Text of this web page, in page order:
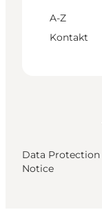
A-Z
Kontakt
Data Protection
Notice